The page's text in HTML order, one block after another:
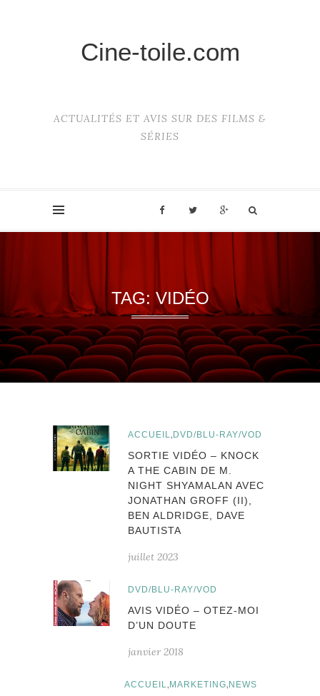
Cine-toile.com
ACTUALITÉS ET AVIS SUR DES FILMS &
SÉRIES
TAG: VIDÉO
ACCUEIL, DVD/BLU-RAY/VOD
SORTIE VIDÉO – KNOCK
A THE CABIN DE M.
NIGHT SHYAMALAN AVEC
JONATHAN GROFF (II),
BEN ALDRIDGE, DAVE
BAUTISTA
juillet 2023
DVD/BLU-RAY/VOD
AVIS VIDÉO – OTEZ-MOI
D’UN DOUTE
janvier 2018
ACCUEIL, MARKETING, NEWS